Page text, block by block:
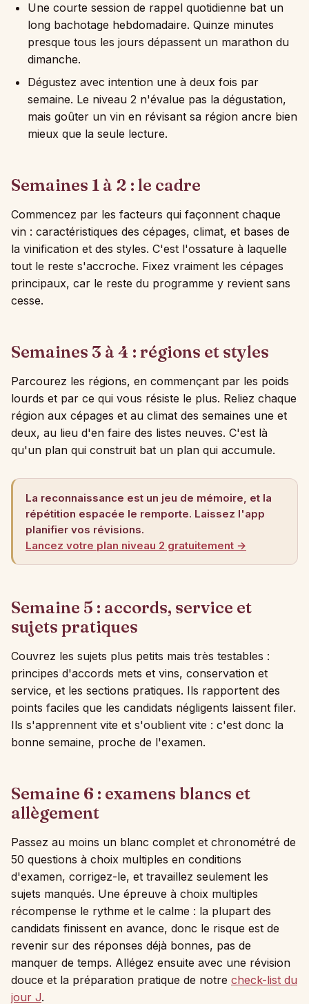
Une courte session de rappel quotidienne bat un
long bachotage hebdomadaire. Quinze minutes
presque tous les jours dépassent un marathon du
dimanche.
Dégustez avec intention une à deux fois par
semaine. Le niveau 2 n'évalue pas la dégustation,
mais goûter un vin en révisant sa région ancre bien
mieux que la seule lecture.
Semaines 1 à 2 : le cadre
Commencez par les facteurs qui façonnent chaque
vin : caractéristiques des cépages, climat, et bases de
la vinification et des styles. C'est l'ossature à laquelle
tout le reste s'accroche. Fixez vraiment les cépages
principaux, car le reste du programme y revient sans
cesse.
Semaines 3 à 4 : régions et styles
Parcourez les régions, en commençant par les poids
lourds et par ce qui vous résiste le plus. Reliez chaque
région aux cépages et au climat des semaines une et
deux, au lieu d'en faire des listes neuves. C'est là
qu'un plan qui construit bat un plan qui accumule.
La reconnaissance est un jeu de mémoire, et la
répétition espacée le remporte. Laissez l'app
planifier vos révisions.
Lancez votre plan niveau 2 gratuitement →
Semaine 5 : accords, service et
sujets pratiques
Couvrez les sujets plus petits mais très testables :
principes d'accords mets et vins, conservation et
service, et les sections pratiques. Ils rapportent des
points faciles que les candidats négligents laissent filer.
Ils s'apprennent vite et s'oublient vite : c'est donc la
bonne semaine, proche de l'examen.
Semaine 6 : examens blancs et
allègement
Passez au moins un blanc complet et chronométré de
50 questions à choix multiples en conditions
d'examen, corrigez-le, et travaillez seulement les
sujets manqués. Une épreuve à choix multiples
récompense le rythme et le calme : la plupart des
candidats finissent en avance, donc le risque est de
revenir sur des réponses déjà bonnes, pas de
manquer de temps. Allégez ensuite avec une révision
douce et la préparation pratique de notre check-list du
jour J.